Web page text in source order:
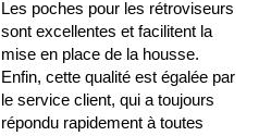
Les poches pour les rétroviseurs
sont excellentes et facilitent la
mise en place de la housse.
Enfin, cette qualité est égalée par
le service client, qui a toujours
répondu rapidement à toutes